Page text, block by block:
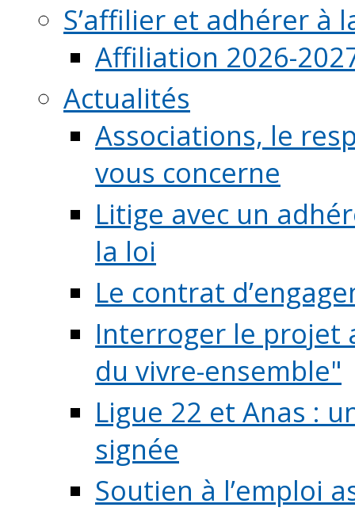
S’affilier et adhérer à
Affiliation 2026-
Actualités
Associations, le
vous concerne
Litige avec un
la loi
Le contrat
Interroger le projet
du vivre-ensemble"
Ligue 22 et Anas :
signée
Soutien à l’emploi